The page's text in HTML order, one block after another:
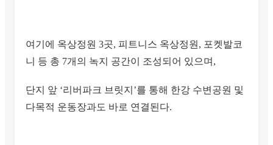
여기에 옥상정원 3곳, 피트니스 옥상정원, 포켓발코
니 등 총 7개의 녹지 공간이 조성되어 있으며,
단지 앞 ‘리버파크 브릿지’를 통해 한강 수변공원 및
다목적 운동장과도 바로 연결된다.